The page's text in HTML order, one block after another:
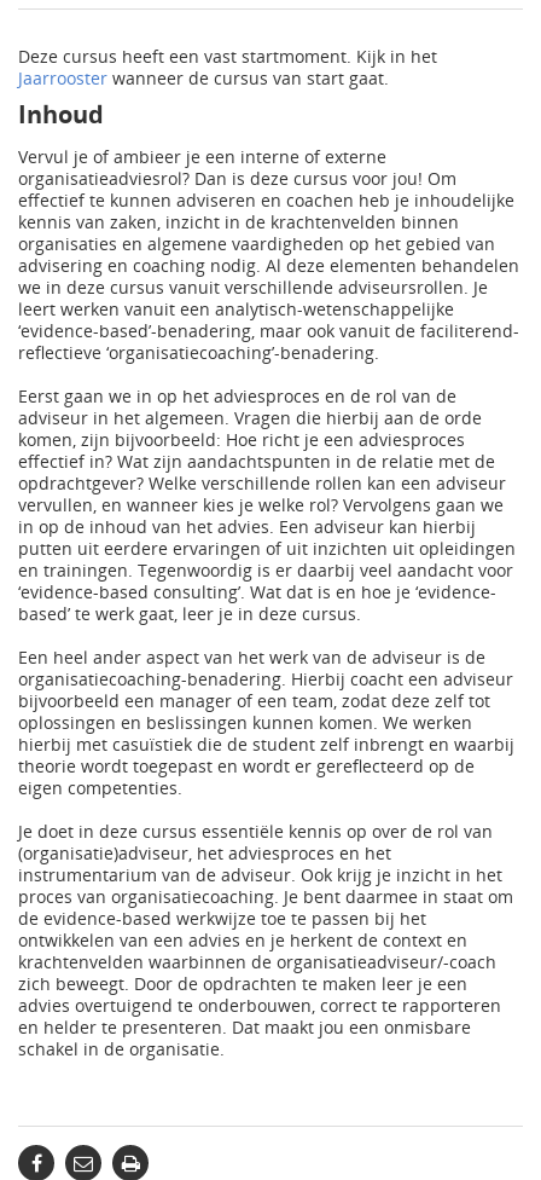
Deze cursus heeft een vast startmoment. Kijk in het
Jaarrooster wanneer de cursus van start gaat.
Inhoud
Vervul je of ambieer je een interne of externe
organisatieadviesrol? Dan is deze cursus voor jou! Om
effectief te kunnen adviseren en coachen heb je inhoudelijke
kennis van zaken, inzicht in de krachtenvelden binnen
organisaties en algemene vaardigheden op het gebied van
advisering en coaching nodig. Al deze elementen behandelen
we in deze cursus vanuit verschillende adviseursrollen. Je
leert werken vanuit een analytisch-wetenschappelijke
‘evidence-based’-benadering, maar ook vanuit de faciliterend-
reflectieve ‘organisatiecoaching’-benadering.
Eerst gaan we in op het adviesproces en de rol van de
adviseur in het algemeen. Vragen die hierbij aan de orde
komen, zijn bijvoorbeeld: Hoe richt je een adviesproces
effectief in? Wat zijn aandachtspunten in de relatie met de
opdrachtgever? Welke verschillende rollen kan een adviseur
vervullen, en wanneer kies je welke rol? Vervolgens gaan we
in op de inhoud van het advies. Een adviseur kan hierbij
putten uit eerdere ervaringen of uit inzichten uit opleidingen
en trainingen. Tegenwoordig is er daarbij veel aandacht voor
‘evidence-based consulting’. Wat dat is en hoe je ‘evidence-
based’ te werk gaat, leer je in deze cursus.
Een heel ander aspect van het werk van de adviseur is de
organisatiecoaching-benadering. Hierbij coacht een adviseur
bijvoorbeeld een manager of een team, zodat deze zelf tot
oplossingen en beslissingen kunnen komen. We werken
hierbij met casuïstiek die de student zelf inbrengt en waarbij
theorie wordt toegepast en wordt er gereflecteerd op de
eigen competenties.
Je doet in deze cursus essentiële kennis op over de rol van
(organisatie)adviseur, het adviesproces en het
instrumentarium van de adviseur. Ook krijg je inzicht in het
proces van organisatiecoaching. Je bent daarmee in staat om
de evidence-based werkwijze toe te passen bij het
ontwikkelen van een advies en je herkent de context en
krachtenvelden waarbinnen de organisatieadviseur/-coach
zich beweegt. Door de opdrachten te maken leer je een
advies overtuigend te onderbouwen, correct te rapporteren
en helder te presenteren. Dat maakt jou een onmisbare
schakel in de organisatie.